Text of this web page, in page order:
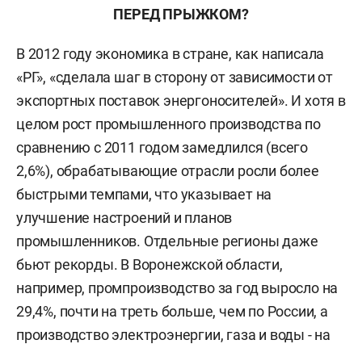
ПЕРЕД ПРЫЖКОМ?
В 2012 году экономика в стране, как написала
«РГ», «сделала шаг в сторону от зависимости от
экспортных поставок энергоносителей». И хотя в
целом рост промышленного производства по
сравнению с 2011 годом замедлился (всего
2,6%), обрабатывающие отрасли росли более
быстрыми темпами, что указывает на
улучшение настроений и планов
промышленников. Отдельные регионы даже
бьют рекорды. В Воронежской области,
например, промпроизводство за год выросло на
29,4%, почти на треть больше, чем по России, а
производство электроэнергии, газа и воды - на